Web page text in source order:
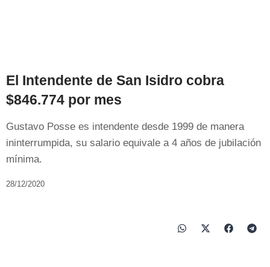
El Intendente de San Isidro cobra
$846.774 por mes
Gustavo Posse es intendente desde 1999 de manera
ininterrumpida, su salario equivale a 4 años de jubilación
mínima.
28/12/2020